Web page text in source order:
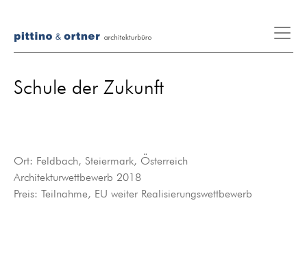
Schule der Zukunft
Ort: Feldbach, Steiermark, Österreich
Architekturwettbewerb 2018
Preis: Teilnahme, EU weiter Realisierungswettbewerb